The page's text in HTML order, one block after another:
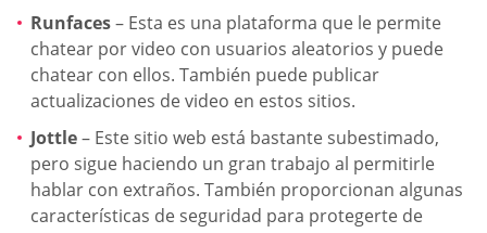
Runfaces– Esta es una plataforma que le permite
chatear por video con usuarios aleatorios y puede
chatear con ellos. También puede publicar
actualizaciones de video en estos sitios.
Jottle– Este sitio web está bastante subestimado,
pero sigue haciendo un gran trabajo al permitirle
hablar con extraños. También proporcionan algunas
características de seguridad para protegerte de